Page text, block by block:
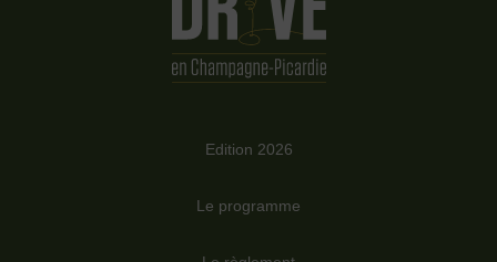
Edition 2026
Le programme